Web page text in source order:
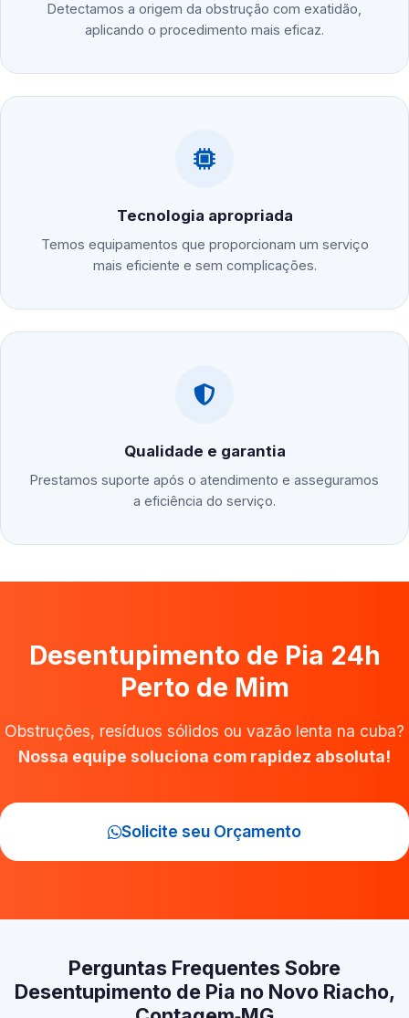
Detectamos a origem da obstrução com exatidão,
aplicando o procedimento mais eficaz.
Tecnologia apropriada
Temos equipamentos que proporcionam um serviço
mais eficiente e sem complicações.
Qualidade e garantia
Prestamos suporte após o atendimento e asseguramos
a eficiência do serviço.
Desentupimento de Pia 24h
Perto de Mim
Obstruções, resíduos sólidos ou vazão lenta na cuba?
Nossa equipe soluciona com rapidez absoluta!
Solicite seu Orçamento
Perguntas Frequentes Sobre
Desentupimento de Pia no Novo Riacho,